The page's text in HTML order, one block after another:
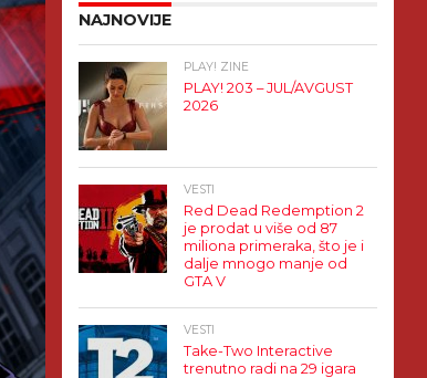
NAJNOVIJE
PLAY! ZINE
PLAY! 203 – JUL/AVGUST
2026
VESTI
Red Dead Redemption 2
je prodat u više od 87
miliona primeraka, što je i
dalje mnogo manje od
GTA V
VESTI
Take-Two Interactive
trenutno radi na 29 igara